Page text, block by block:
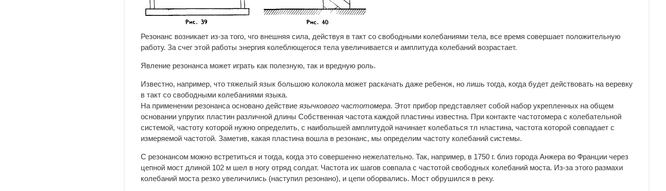
Резонанс возникает из-за того, чго внешняя сила, действуя в такт со свободными колебаниями тела, все время совершает положительную
работу. За счег этой работы энергия колеблющегося тела увеличивается и амплитуда колебаний возрастает.
Явление резонанса может играть как полезную, так и вредную роль.
Известно, например, что тяжелый язык большою колокола может раскачать даже ребенок, но лишь тогда, когда будет действовать на веревку
в такт со свободными колебаниями языка.
На применении резонанса основано действие язычкового частотомера. Этот прибор представляет собой набор укрепленных на общем
основании упругих пластин различной длины Собственная частота каждой пластины известна. При контакте частотомера с колебательной
системой, частоту которой нужно определить, с наибольшей амплитудой начинает колебаться тл нластина, частота которой совпадает с
измеряемой частотой. Заметив, какая пластина вошла в резонанс, мы определим частоту колебаний системы.
С резонансом можно встретиться и тогда, когда это совершенно нежелательно. Так, например, в 1750 г. близ города Анжера во Франции через
цепной мост длиной 102 м шел в ногу отряд солдат. Частота их шагов совпала с частотой свободных колебаний моста. Из-за этого размахи
колебаний моста резко увеличились (наступил резонано), и цепи оборвались. Мост обрушился в реку.